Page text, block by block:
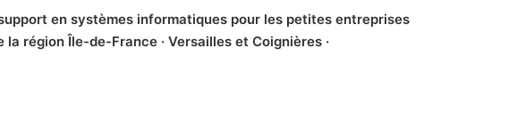
en systèmes informatiques pour les petites entreprises
la région Île-de-France · Versailles et Coignières ·